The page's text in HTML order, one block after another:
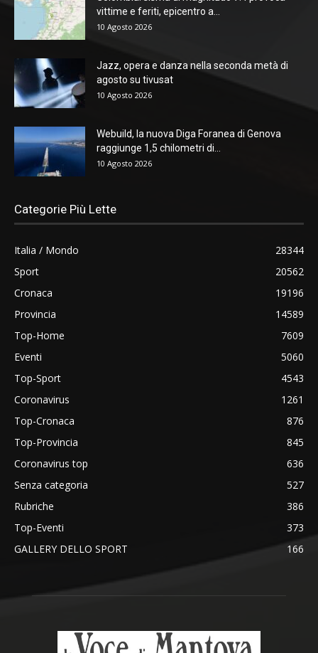
vittime e feriti, epicentro a...
10 Agosto 2026
Jazz, opera e danza nella seconda metà di
agosto su tivusat
10 Agosto 2026
Webuild, la nuova Diga Foranea di Genova
raggiunge 1,5 chilometri di...
10 Agosto 2026
Categorie Più Lette
Italia / Mondo
28344
Sport
20562
Cronaca
19196
Provincia
14589
Top-Home
7609
Eventi
5060
Top-Sport
4543
Coronavirus
1261
Top-Cronaca
876
Top-Provincia
845
Coronavirus top
636
Senza categoria
527
Rubriche
386
Top-Eventi
373
GALLERY DELLO SPORT
166